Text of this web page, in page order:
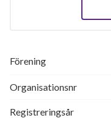
Förening
Organisationsnr
Registreringsår